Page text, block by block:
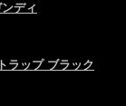
ディ
ラップ ブラック